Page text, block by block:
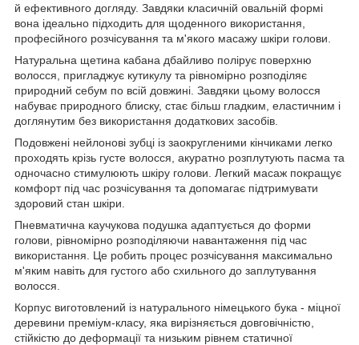
й ефективного догляду. Завдяки класичній овальній формі
вона ідеально підходить для щоденного використання,
професійного розчісування та м'якого масажу шкіри голови.
Натуральна щетина кабана дбайливо полірує поверхню
волосся, пригладжує кутикулу та рівномірно розподіляє
природний себум по всій довжині. Завдяки цьому волосся
набуває природного блиску, стає більш гладким, еластичним і
доглянутим без використання додаткових засобів.
Подовжені нейлонові зубці із заокругленими кінчиками легко
проходять крізь густе волосся, акуратно розплутують пасма та
одночасно стимулюють шкіру голови. Легкий масаж покращує
комфорт під час розчісування та допомагає підтримувати
здоровий стан шкіри.
Пневматична каучукова подушка адаптується до форми
голови, рівномірно розподіляючи навантаження під час
використання. Це робить процес розчісування максимально
м'яким навіть для густого або схильного до заплутування
волосся.
Корпус виготовлений із натурального німецького бука - міцної
деревини преміум-класу, яка вирізняється довговічністю,
стійкістю до деформації та низьким рівнем статичної